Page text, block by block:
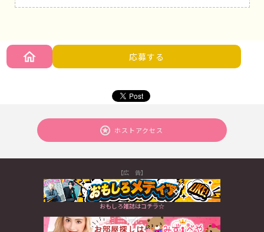
応募する
ホストアクセス
【広 告】
おもしろ雑誌はコチラ☆